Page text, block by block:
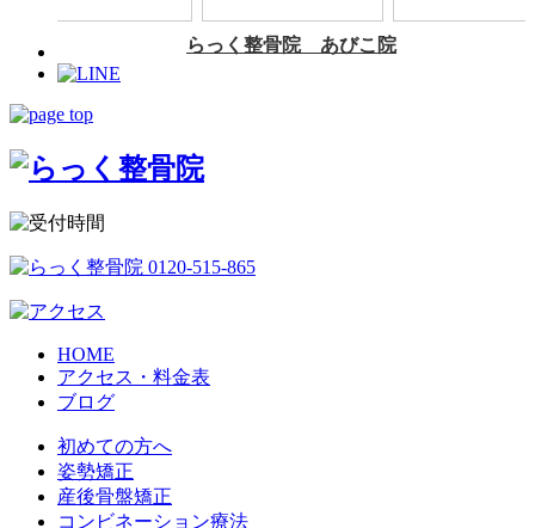
HOME
アクセス・料金表
ブログ
初めての方へ
姿勢矯正
産後骨盤矯正
コンビネーション療法